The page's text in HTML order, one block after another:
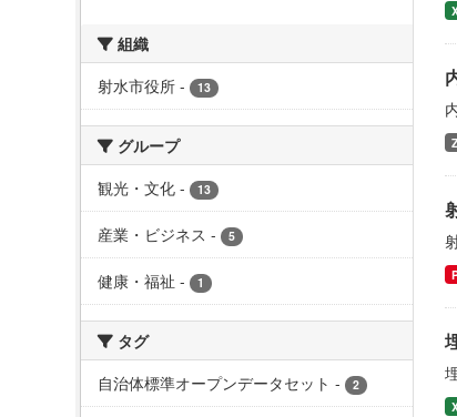
組織
射水市役所 - 13
グループ
観光・文化 - 13
産業・ビジネス - 5
健康・福祉 - 1
タグ
自治体標準オープンデータセット - 2